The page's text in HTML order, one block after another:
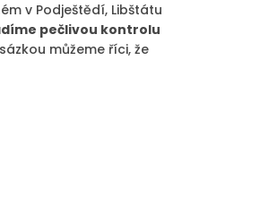
v Podještědí, Libštátu
pečlivou kontrolu
můžeme říci, že